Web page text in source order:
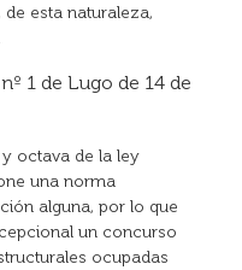
esta naturaleza,
1 de Lugo de 14 de
octava de la ley
una norma
alguna, por lo que
un concurso
ocupadas